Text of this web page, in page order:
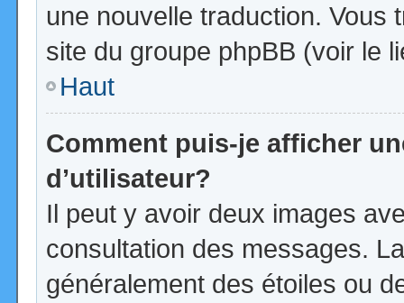
une nouvelle traduction. Vous
site du groupe phpBB (voir le
Haut
Comment puis-je afficher
d’utilisateur?
Il peut y avoir deux images
consultation des messages.
généralement des étoiles ou